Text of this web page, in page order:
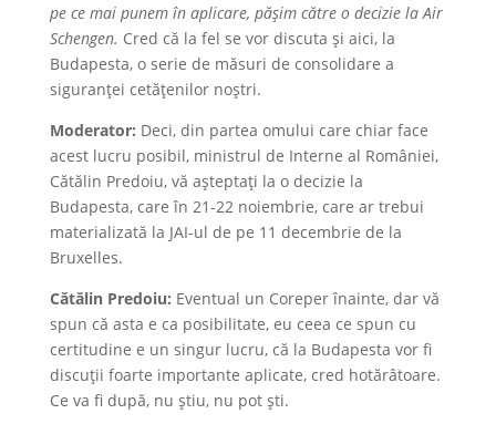
pe ce mai punem în aplicare, pășim către o decizie la Air
Schengen. Cred că la fel se vor discuta și aici, la
Budapesta, o serie de măsuri de consolidare a
siguranței cetățenilor noștri.
Moderator: Deci, din partea omului care chiar face
acest lucru posibil, ministrul de Interne al României,
Cătălin Predoiu, vă așteptați la o decizie la
Budapesta, care în 21-22 noiembrie, care ar trebui
materializată la JAI-ul de pe 11 decembrie de la
Bruxelles.
Cătălin Predoiu: Eventual un Coreper înainte, dar vă
spun că asta e ca posibilitate, eu ceea ce spun cu
certitudine e un singur lucru, că la Budapesta vor fi
discuții foarte importante aplicate, cred hotărâtoare.
Ce va fi după, nu știu, nu pot ști.